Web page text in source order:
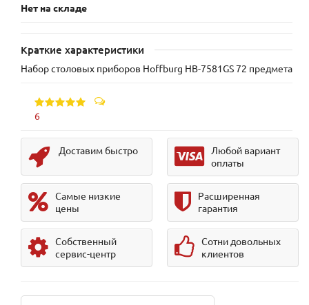
Нет на складе
Краткие характеристики
Набор столовых приборов Hoffburg HB-7581GS 72 предмета
6
Доставим быстро
Любой вариант
оплаты
Самые низкие
цены
Расширенная
гарантия
Собственный
сервис-центр
Сотни довольных
клиентов